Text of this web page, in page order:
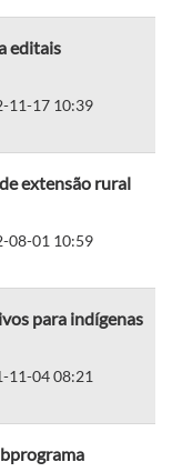
editais
11-17 10:39
extensão rural
08-01 10:59
para indígenas
11-04 08:21